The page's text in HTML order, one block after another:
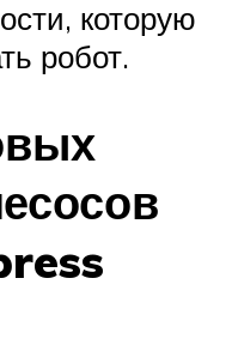
которую
робот.